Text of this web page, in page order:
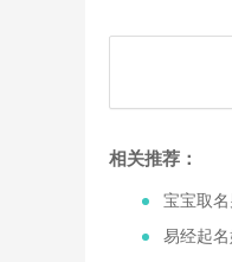
相关推荐：
宝宝取名
易经起